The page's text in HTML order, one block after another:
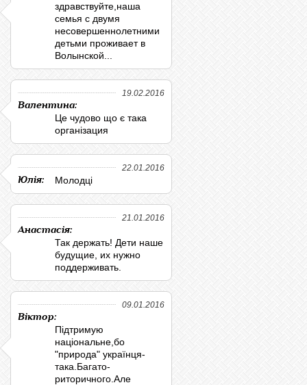
здравствуйте,наша
семья с двумя
несовершеннолетними
детьми проживает в
Волынской...
19.02.2016
Валентина:
Це чудово що є така
організация
22.01.2016
Юлія: Молодці
21.01.2016
Анастасія:
Так держать! Дети наше
будущие, их нужно
поддерживать.
09.01.2016
Віктор:
Підтримую
національне,бо
"природа" українця-
така.Багато-
риторичного.Але